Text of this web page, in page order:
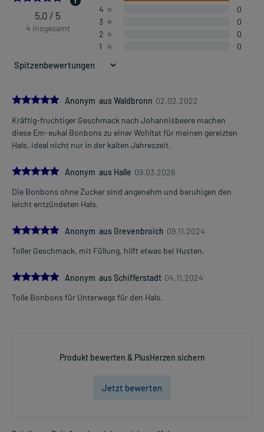
5,0 / 5
4 insgesamt
4
0
3
0
2
0
1
0
5.0Anonym aus Waldbronn 02.02.2022
Kräftig-fruchtiger Geschmack nach Johannisbeere machen
diese Em-eukal Bonbons zu einer Wohltat für meinen gereizten
Hals, ideal nicht nur in der kalten Jahreszeit.
5.0Anonym aus Halle 09.03.2026
Die Bonbons ohne Zucker sind angenehm und beruhigen den
leicht entzündeten Hals.
5.0Anonym aus Grevenbroich 09.11.2024
Toller Geschmack, mit Füllung, hilft etwas bei Husten.
5.0Anonym aus Schifferstadt 04.11.2024
Tolle Bonbons für Unterwegs für den Hals.
Produkt bewerten & PlusHerzen sichern
Jetzt bewerten